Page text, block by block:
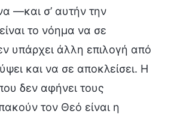
—και σ’ αυτήν την
το νόημα να σε
υπάρχει άλλη επιλογή από
και να σε αποκλείσει. Η
δεν αφήνει τους
τον Θεό είναι η